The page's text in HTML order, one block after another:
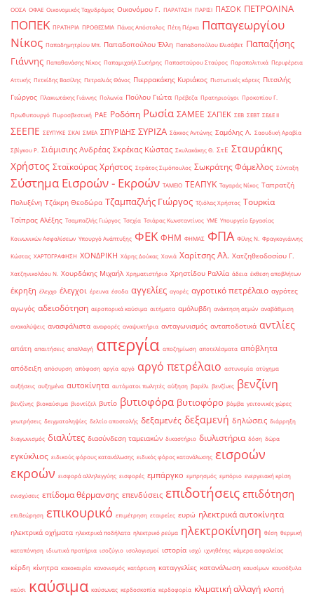
ΟΟΣΑ ΟΦΑΕ Οικονομικός Ταχυδρόμος Οικονόμου Γ. ΠΑΡΑΤΑΣΗ ΠΑΡΙΣΙ ΠΑΣΟΚ ΠΕΤΡΟΛΙΝΑ
ΠΟΠΕΚ ΠΡΑΤΗΡΙΑ ΠΡΟΘΕΣΜΙΑ Πάνας Απόστολος Πέτη Πέρκα Παπαγεωργίου
Νίκος Παπαδημητρίου Μπ. Παπαδοπούλου Έλλη Παπαδοπούλου Ελισάβετ Παπαζήσης
Γιάννης Παπαθανάσης Νίκος Παπαμιχαήλ Σωτήρης Παπασταύρου Σταύρος Παραπολιτικά Περιφέρεια
Αττικής Πετκίδης Βασίλης Πετραλιάς Θάνος Πιερρακάκης Κυριάκος Πιστωτικές κάρτες Πιτσιλής
Γιώργος Πλακιωτάκης Γιάννης Πολωνία Πούλου Γιώτα Πρέβεζα Πρατηριούχοι Προκοπίου Γ.
Πρωθυπουργό Πυροσβεστική ΡΑΕ Ροδόπη Ρωσία ΣΑΜΕΕ ΣΑΠΕΚ ΣΕΒ ΣΕΒΤ ΣΕΔΕ ΙΙ
ΣΕΕΠΕ ΣΕΥΠΥΚΕ ΣΚΑΙ ΣΜΕΑ ΣΠΥΡΙΔΗΣ ΣΥΡΙΖΑ Σάκκος Αντώνης Σαμόλης Λ. Σαουδική Αραβία
Σβίγκου Ρ. Σιάμισιης Ανδρέας Σκρέκας Κώστας Σκυλακάκης Θ. ΣτΕ Σταυράκης
Χρήστος Σταϊκούρας Χρήστος Στράτος Σιμόπουλος Σωκράτης Φάμελλος Σύνταξη
Σύστημα Εισροών - Εκροών ΤΑΜΕΙΟ ΤΕΑΠΥΚ Ταγαράς Νίκος Ταπρατζή
Πολυξένη Τζάκρη Θεοδώρα Τζαμπαζλής Γιώργος Τζιόλας Χρήστος Τουρκία
Τσίπρας Αλέξης Τσαμπαζλής Γιώργος Τσεχία Τσιάρας Κωνσταντίνος ΥΜΕ Υπουργείο Εργασίας
Κοινωνικών Ασφαλίσεων Υπουργό Ανάπτυξης ΦΕΚ ΦΗΜ ΦΗΜΑΣ ΦΠΑ Φίλης Ν. Φραγκογιάννης
Κώστας ΧΑΡΤΟΓΡΑΦΗΣΗ ΧΟΝΔΡΙΚΗ Χάρης Δούκας Χανιά Χαρίτσης Αλ. Χατζηθεοδοσίου Γ.
Χατζηνικολάου Ν. Χουρδάκης Μιχαήλ Χρηματιστήριο Χρηστίδου Ραλλία άδεια έκθεση αποβλήτων
έκρηξη έλεγχο έλεγχοι έρευνα έσοδα αγγελίες αγορές αγροτικό πετρέλαιο αγρότες
αγωγός αδειοδότηση αεροπορικά καύσιμα αιτήματα αμόλυβδη ανάκτηση ατμών αναβάθμιση
ανακαλύψεις ανασφάλιστα αναφορές αναψυκτήρια ανταγωνισμός ανταποδοτικά αντλίες
απάτη απαιτήσεις απαλλαγή απεργία αποζημίωση αποτελέσματα απόβλητα
απόδειξη απόσυρση απόφαση αργία αργό αργό πετρέλαιο αστυνομία ατύχημα
αυξήσεις αυξημένα αυτοκίνητα αυτόματοι πωλητές αύξηση βαρέλι βενζίνες βενζίνη
βενζίνης βιοκαύσιμα βιοντίζελ βυτίο βυτιοφόρα βυτιοφόρο βόμβα γειτονικές χώρες
γεωτρήσεις δειγματοληψίες δελτίο αποστολής δεξαμενές δεξαμενή δηλώσεις διάρρηξη
διαγωνισμός διαλύτες διασύνδεση ταμειακών δικαστήριο διυλιστήρια δόση δώρα
εγκύκλιος ειδικούς φόρους κατανάλωσης ειδικός φόρος κατανάλωσης εισροών
εκροών εισφορά αλληλεγγύης εισφορές εμπάργκο εμπρησμός εμπόριο ενεργειακή κρίση
ενισχύσεις επίδομα θέρμανσης επενδύσεις επιδοτήσεις επιδότηση
επιθεώρηση επικουρικό επιμέτρηση εταιρείες ευρώ ηλεκτρικά αυτοκίνητα
ηλεκτρικά οχήματα ηλεκτρικά ποδήλατα ηλεκτρικό ρεύμα ηλεκτροκίνηση θέση θερμική
καταπόνηση ιδιωτικά πρατήρια ισοζύγιο ισολογισμοί ιστορία ισχύ ιχνηθέτης κάμερα ασφαλείας
κέρδη κίνητρα κακοκαιρία κανονισμός κατάρτιση καταγγελίες κατανάλωση καυσίμων καυσόξυλα
καύσι καύσιμα καύσωνας κερδοσκοπία κερδοφορία κλιματική αλλαγή κλοπή